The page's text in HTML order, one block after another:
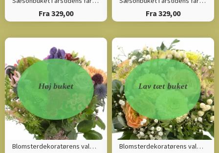
Fra 329,00 Fra 329,00
Blomsterdekoratørens valg (Høj) Blomsterdekoratørens valg (Tæt)